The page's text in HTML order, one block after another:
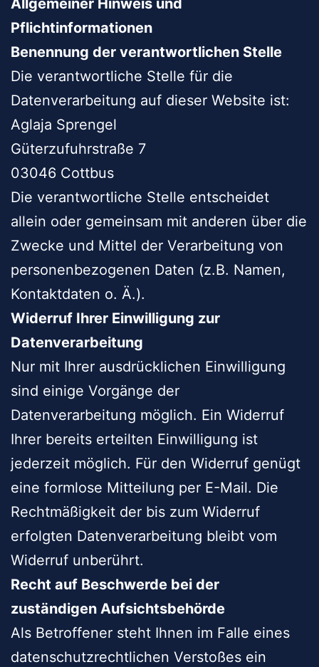
Pflichtinformationen
Benennung der verantwortlichen Stelle
Die verantwortliche Stelle für die
Datenverarbeitung auf dieser Website ist:
Aglaja Sprengel
Güterzufuhrstraße 7
03046 Cottbus
Die verantwortliche Stelle entscheidet
allein oder gemeinsam mit anderen über die
Zwecke und Mittel der Verarbeitung von
personenbezogenen Daten (z.B. Namen,
Kontaktdaten o. Ä.).
Widerruf Ihrer Einwilligung zur
Datenverarbeitung
Nur mit Ihrer ausdrücklichen Einwilligung
sind einige Vorgänge der
Datenverarbeitung möglich. Ein Widerruf
Ihrer bereits erteilten Einwilligung ist
jederzeit möglich. Für den Widerruf genügt
eine formlose Mitteilung per E-Mail. Die
Rechtmäßigkeit der bis zum Widerruf
erfolgten Datenverarbeitung bleibt vom
Widerruf unberührt.
Recht auf Beschwerde bei der
zuständigen Aufsichtsbehörde
Als Betroffener steht Ihnen im Falle eines
datenschutzrechtlichen Verstoßes ein